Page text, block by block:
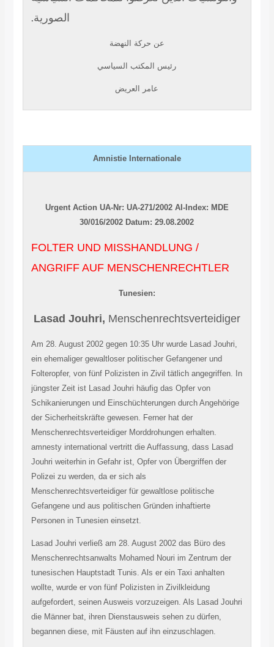
الصورية.
عن حركة النهضة
رئيس المكتب السياسي
عامر العريض
Amnistie Internationale
Urgent Action UA-Nr: UA-271/2002 AI-Index: MDE
30/016/2002 Datum: 29.08.2002
FOLTER UND MISSHANDLUNG /
ANGRIFF AUF MENSCHENRECHTLER
Tunesien:
Lasad Jouhri, Menschenrechtsverteidiger
Am 28. August 2002 gegen 10:35 Uhr wurde Lasad Jouhri,
ein ehemaliger gewaltloser politischer Gefangener und
Folteropfer, von fünf Polizisten in Zivil tätlich angegriffen. In
jüngster Zeit ist Lasad Jouhri häufig das Opfer von
Schikanierungen und Einschüchterungen durch Angehörige
der Sicherheitskräfte gewesen. Ferner hat der
Menschenrechtsverteidiger Morddrohungen erhalten.
amnesty international vertritt die Auffassung, dass Lasad
Jouhri weiterhin in Gefahr ist, Opfer von Übergriffen der
Polizei zu werden, da er sich als
Menschenrechtsverteidiger für gewaltlose politische
Gefangene und aus politischen Gründen inhaftierte
Personen in Tunesien einsetzt.
Lasad Jouhri verließ am 28. August 2002 das Büro des
Menschenrechtsanwalts Mohamed Nouri im Zentrum der
tunesischen Hauptstadt Tunis. Als er ein Taxi anhalten
wollte, wurde er von fünf Polizisten in Zivilkleidung
aufgefordert, seinen Ausweis vorzuzeigen. Als Lasad Jouhri
die Männer bat, ihren Dienstausweis sehen zu dürfen,
begannen diese, mit Fäusten auf ihn einzuschlagen.